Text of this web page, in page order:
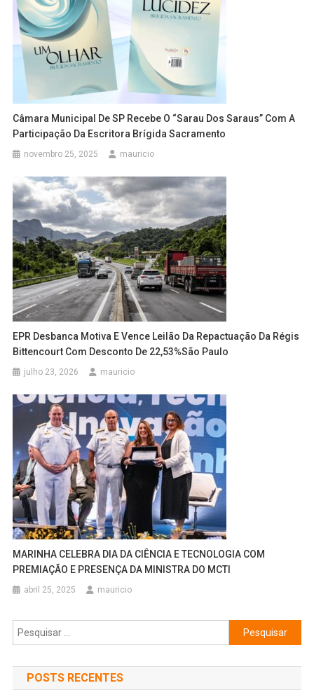
Câmara Municipal De SP Recebe O “Sarau Dos Saraus” Com A
Participação Da Escritora Brígida Sacramento
novembro 25, 2025 mauricio
EPR Desbanca Motiva E Vence Leilão Da Repactuação Da Régis
Bittencourt Com Desconto De 22,53%São Paulo
julho 23, 2026 mauricio
MARINHA CELEBRA DIA DA CIÊNCIA E TECNOLOGIA COM
PREMIAÇÃO E PRESENÇA DA MINISTRA DO MCTI
abril 25, 2025 mauricio
Pesquisar
por:
POSTS RECENTES